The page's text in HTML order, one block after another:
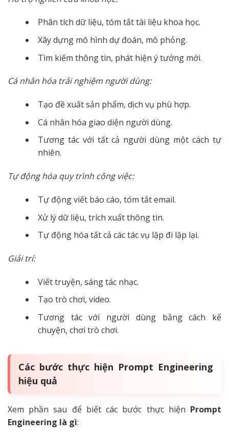
Phân tích dữ liệu, tóm tắt tài liệu khoa học.
Xây dựng mô hình dự đoán, mô phỏng.
Tìm kiếm thông tin, phát hiện ý tưởng mới.
Cá nhân hóa trải nghiệm người dùng:
Tạo đề xuất sản phẩm, dịch vụ phù hợp.
Cá nhân hóa giao diện người dùng.
Tương tác với tất cả người dùng một cách tự
nhiên.
Tự động hóa quy trình công việc:
Tự động viết báo cáo, tóm tắt email.
Xử lý dữ liệu, trích xuất thông tin.
Tự động hóa tất cả các tác vụ lặp đi lặp lại.
Giải trí:
Viết truyện, sáng tác nhạc.
Tạo trò chơi, video.
Tương tác với người dùng bằng cách kể
chuyện, chơi trò chơi.
Các bước thực hiện Prompt Engineering
hiệu quả
Xem phần sau để biết các bước thực hiện Prompt
Engineering là gì: